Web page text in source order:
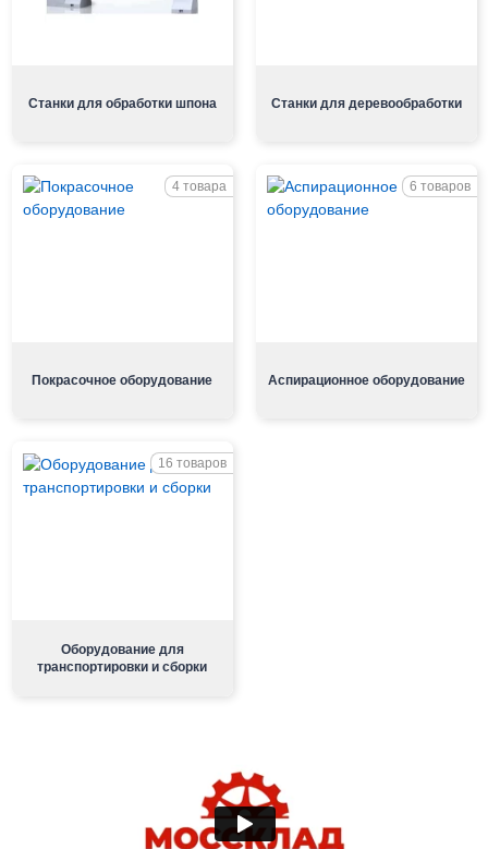
Станки для обработки шпона Станки для деревообработки
4 товара
Покрасочное оборудование
6 товаров
Аспирационное оборудование
16 товаров
Оборудование для
транспортировки и сборки